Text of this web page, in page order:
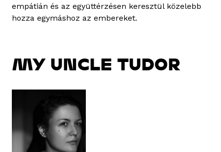
empátián és az együttérzésen keresztül közelebb
hozza egymáshoz az embereket.
MY UNCLE TUDOR